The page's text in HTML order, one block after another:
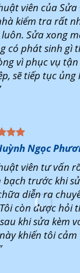
viên của
kiểm tra rất
Sửa xong
có phát sinh gì
vì phục vụ
sẽ tiếp tục
Ngọc
viên tư vấn
bạch trước khi
diễn ra
còn được hỏi
khi sửa kèm
khiến tôi